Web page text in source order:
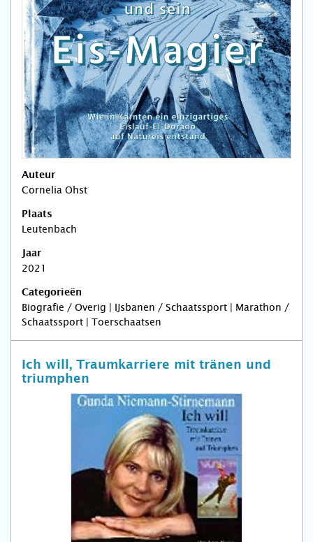
Auteur
Cornelia Ohst
Plaats
Leutenbach
Jaar
2021
Categorieën
Biografie / Overig | IJsbanen / Schaatssport | Marathon /
Schaatssport | Toerschaatsen
Ich will, Traumkarriere mit tränen und
triumphen